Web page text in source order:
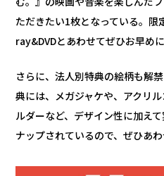
ただきたい1枚となっている。
ray&DVDとあわせてぜひお早め
さらに、法人別特典の絵柄も解禁
典には、メガジャケや、アクリ
ルダーなど、デザイン性に加え
ナップされているので、ぜひあ